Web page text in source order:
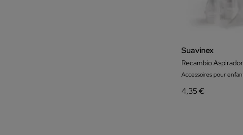
Suavinex
Recambio
Accessoires pour
4,35 €